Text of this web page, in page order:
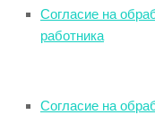
Согласие на
работника
Согласие на